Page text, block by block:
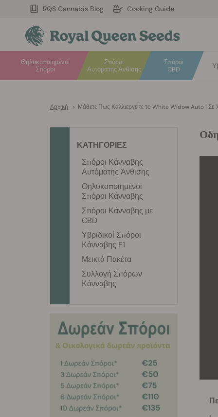
RQS Cannabis Blog Cooking Guide
Σπόροι
Αυτόματης Άνθισης
Θηλυκοποιημένοι
Σπόροι
Σπόροι
CBD
Αρχική > Μάθετε Πως Καλλιεργείτε το White Widow Auto | Σε
ΚΑΤΗΓΟΡΙΕΣ
Σπόροι Κάνναβης
Αυτόματης Άνθισης
Θηλυκοποιημένοι
Σπόροι Κάνναβης
Σπόροι Κάνναβης με
CBD
Υβριδικοί Σπόροι
Κάνναβης F1
Μεικτά Πακέτα
Συλλογή Σπόρων
Κάνναβης